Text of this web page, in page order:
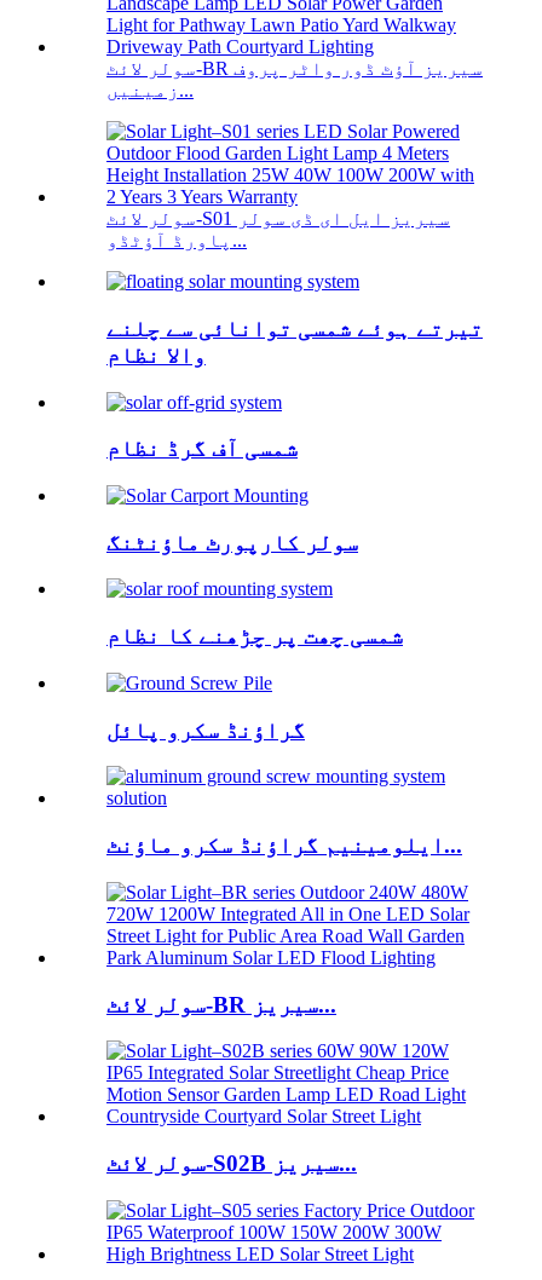
سولر لائٹ-BR سیریز آؤٹ ڈور واٹر پروف
زمینیں...
سولر لائٹ-S01 سیریز ایل ای ڈی سولر
پاورڈ آؤٹڈو...
تیرتے ہوئے شمسی توانائی سے چلنے
والا نظام
شمسی آف گرڈ نظام
سولر کارپورٹ ماؤنٹنگ
شمسی چھت پر چڑھنے کا نظام
گراؤنڈ سکرو پائل
ایلومینیم گراؤنڈ سکرو ماؤنٹ...
سولر لائٹ-BR سیریز...
سولر لائٹ-S02B سیریز...